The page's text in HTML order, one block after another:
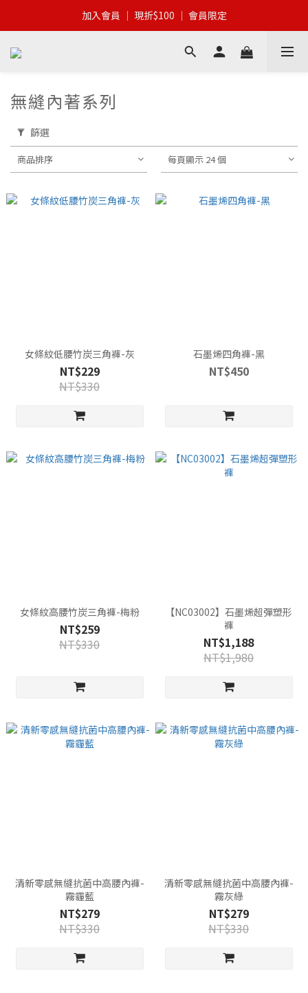
加入會員 │ 全館滿$399 │ 超商免運
加入會員 │ 現折$100 │ 會員限定
加入會員 │ 全館滿$399 │ 超商免運
無縫內著系列
篩選
商品排序 每頁顯示 24 個
女條紋低腰竹炭三角褲-灰
NT$229
NT$330
石墨烯四角褲-黑
NT$450
女條紋高腰竹炭三角褲-梅粉
NT$259
NT$330
【NC03002】石墨烯超彈塑形
褲
NT$1,188
NT$1,980
清新零感無縫抗菌中高腰內褲-
霧霾藍
NT$279
NT$330
清新零感無縫抗菌中高腰內褲-
霧灰綠
NT$279
NT$330